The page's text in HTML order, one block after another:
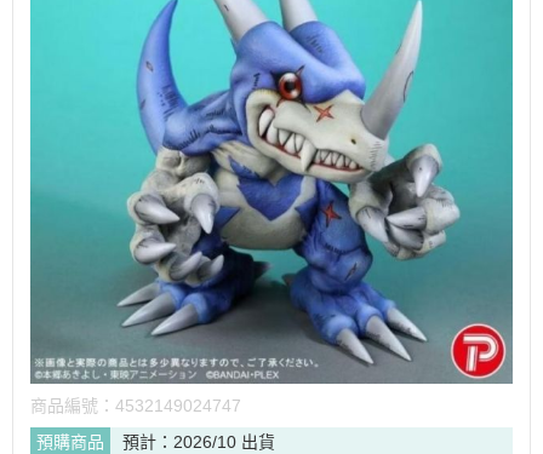
商品編號： 4532149024747
預購商品
預計：2026/10 出貨